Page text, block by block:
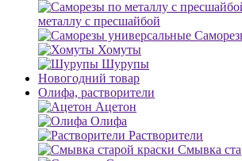
металлу с пресшайбой
Хомуты
Шурупы
Новогодний товар
Олифа, растворители
Ацетон
Олифа
Растворители
Смывка